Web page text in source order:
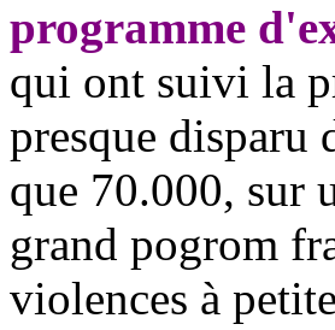
programme
qui ont suivi la
presque disparu
que 70.000, sur
grand pogrom
violences à